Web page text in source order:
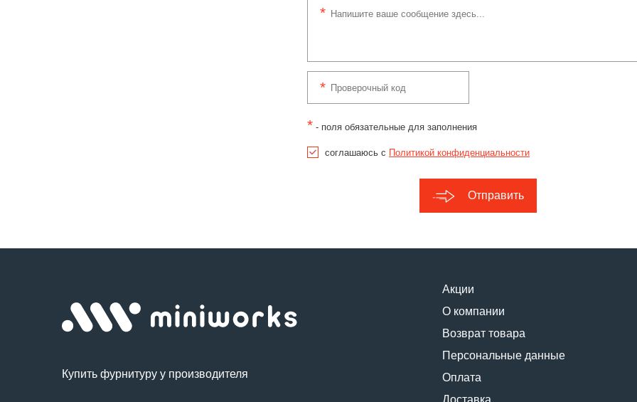
* - поля обязательные для заполнения
соглашаюсь с Политикой конфиденциальности
Отправить
Купить фурнитуру у производителя
Акции
О компании
Возврат товара
Персональные данные
Оплата
Доставка